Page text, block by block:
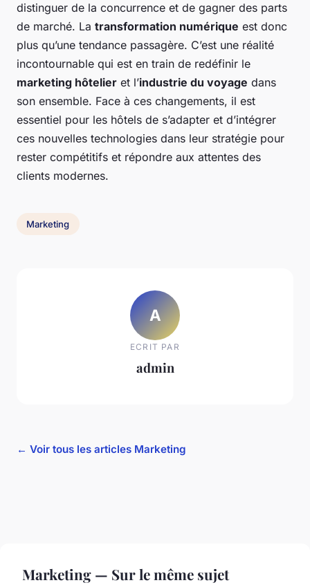
distinguer de la concurrence et de gagner des parts
de marché. La transformation numérique est donc
plus qu’une tendance passagère. C’est une réalité
incontournable qui est en train de redéfinir le
marketing hôtelier et l’industrie du voyage dans
son ensemble. Face à ces changements, il est
essentiel pour les hôtels de s’adapter et d’intégrer
ces nouvelles technologies dans leur stratégie pour
rester compétitifs et répondre aux attentes des
clients modernes.
Marketing
A
ECRIT PAR
admin
← Voir tous les articles Marketing
Marketing — Sur le même sujet